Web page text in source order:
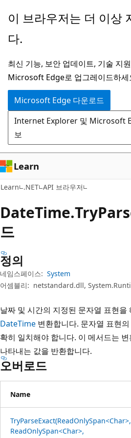
주
콘
츠
로
건
너
뛰
기
페
지
탐
색
으
로
건
너
뛰
기
이 브라우저는 더 이상
다.
최신 기능, 보안 업데이트, 기술 지
Microsoft Edge로 업그레이드하세
Microsoft Edge 다운로드
Internet Explorer 및 Microsoft
보
Learn
Learn .NET API 브라우저
DateTime.Try
드
정의
네임스페이스: System
어셈블리: netstandard.dll,
날짜 및 시간의 지정된 문자열 표현을
DateTime 변환합니다. 문자열 표현
확히 일치해야 합니다. 이 메서드는
나타내는 값을 반환합니다.
오버로드
Name
TryParseExact(ReadOnlySpan<Char>,
ReadOnlySpan<Char>,